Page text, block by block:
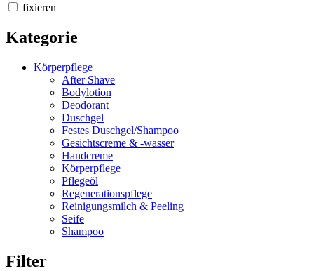
fixieren
Kategorie
Körperpflege
After Shave
Bodylotion
Deodorant
Duschgel
Festes Duschgel/Shampoo
Gesichtscreme & -wasser
Handcreme
Körperpflege
Pflegeöl
Regenerationspflege
Reinigungsmilch & Peeling
Seife
Shampoo
Filter